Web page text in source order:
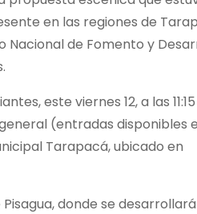
en las regiones de
Nacional de Fomento y
este viernes 12, a las 11:15
(entradas disponibles
Tarapacá, ubicado en
donde se